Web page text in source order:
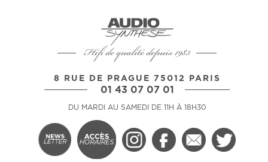
Hifi de qualité depuis 1983
8 RUE DE PRAGUE 75012 PARIS
01 43 07 07 01
DU MARDI AU SAMEDI DE 11H À 18H30